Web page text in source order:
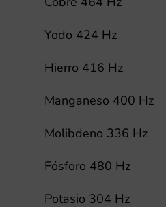
Yodo 424 Hz
Hierro 416 Hz
Manganeso 400 Hz
Molibdeno 336 Hz
Fósforo 480 Hz
Potasio 304 Hz